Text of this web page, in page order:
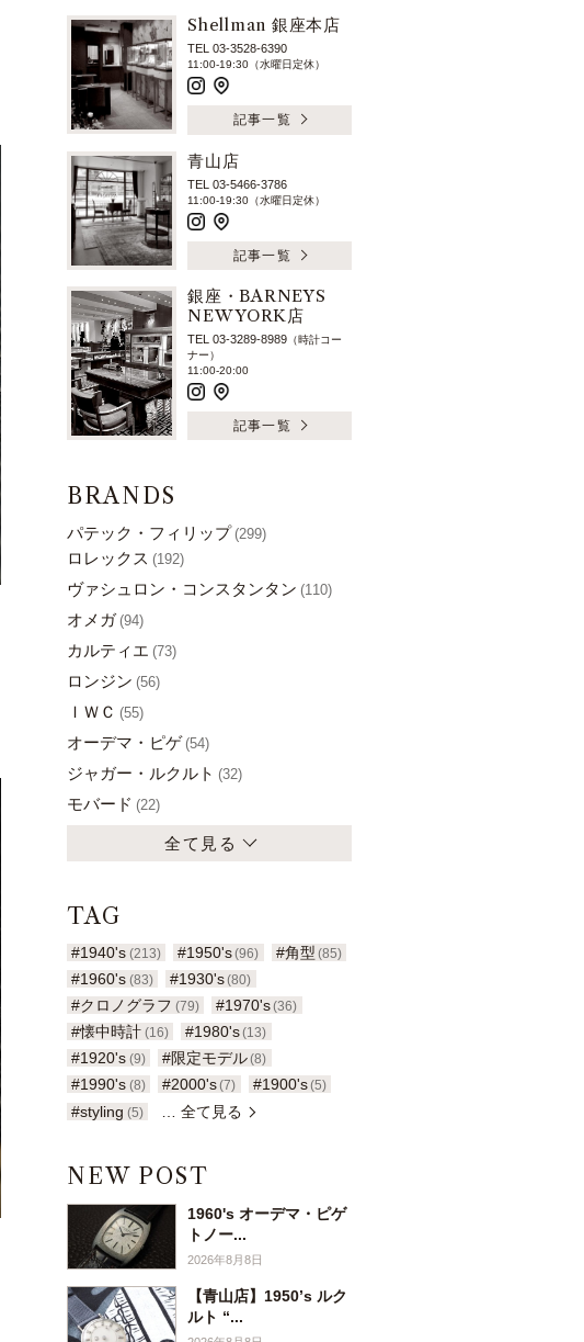
Shellman 銀座本店
TEL 03-3528-6390
11:00-19:30（水曜日定休）
記事一覧
青山店
TEL 03-5466-3786
11:00-19:30（水曜日定休）
記事一覧
銀座・BARNEYS
NEW YORK店
TEL 03-3289-8989 （時計コー
ナー）
11:00-20:00
記事一覧
BRANDS
パテック・フィリップ (299)
ロレックス (192)
ヴァシュロン・コンスタンタン (110)
オメガ (94)
カルティエ (73)
ロンジン (56)
ＩＷＣ (55)
オーデマ・ピゲ (54)
ジャガー・ルクルト (32)
モバード (22)
全て見る
TAG
#1940's (213) #1950's(96) #角型 (85)
#1960's (83) #1930's(80)
#クロノグラフ (79) #1970's(36)
#懐中時計 (16) #1980's(13)
#1920's (9) #限定モデル(8)
#1990's (8) #2000's(7) #1900's(5)
#styling (5) … 全て見る
NEW POST
1960's オーデマ・ピゲ
トノー...
2026年8月8日
【青山店】1950’s ルク
ルト “...